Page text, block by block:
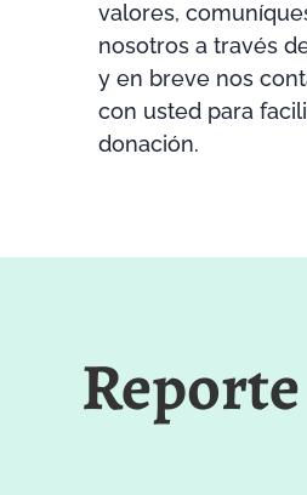
valores,
nosotros a través
y en breve nos
con usted para
donación.